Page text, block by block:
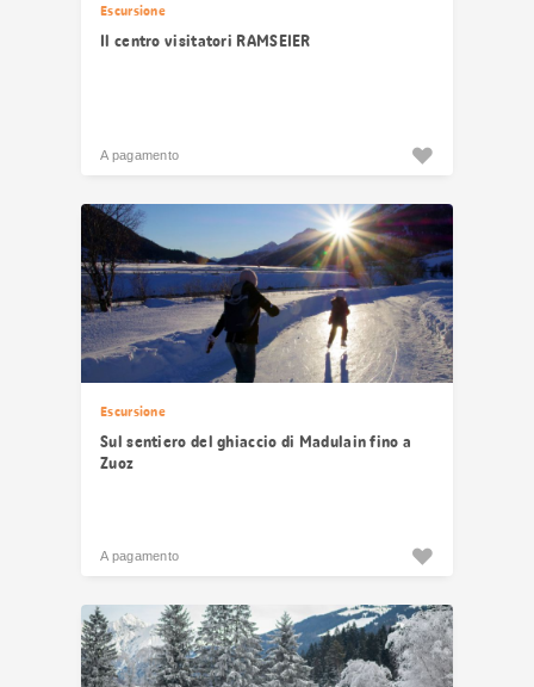
Escursione
Il centro visitatori RAMSEIER
A pagamento
Escursione
Sul sentiero del ghiaccio di Madulain fino a
Zuoz
A pagamento